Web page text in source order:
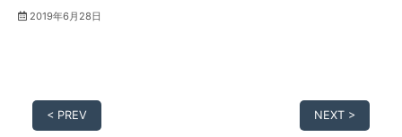
2019年6月28日
< PREV NEXT >